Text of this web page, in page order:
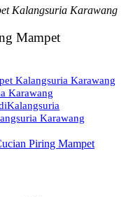
Kalangsuria Karawang
Mampet
Kalangsuria Karawang
Karawang
Karawang
Piring Mampet